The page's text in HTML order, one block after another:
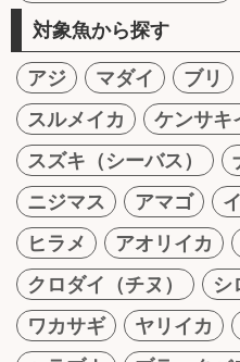
対象魚から探す
アジ マダイ ブリ
スルメイカ
ケンサキ
スズキ（シーバス）
ニジマス
アマゴ
ヒラメ
アオリイカ
クロダイ（チヌ）
シ
ワカサギ
ヤリイカ